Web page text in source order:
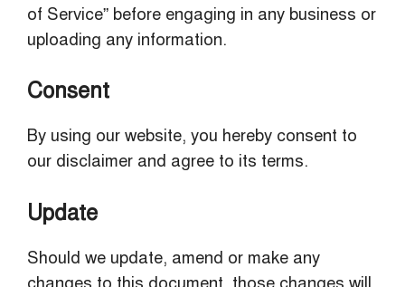
of Service” before engaging in any business or
uploading any information.
Consent
By using our website, you hereby consent to
our disclaimer and agree to its terms.
Update
Should we update, amend or make any
changes to this document, those changes will